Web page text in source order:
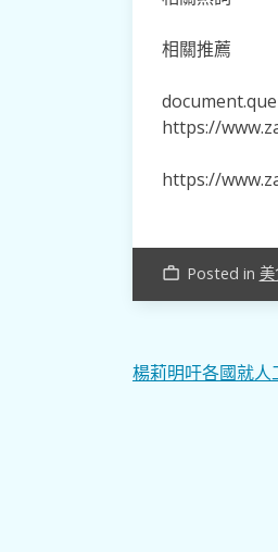
相關推薦
https://
https://
work_outline Posted in
文
楊莉明吁各國就